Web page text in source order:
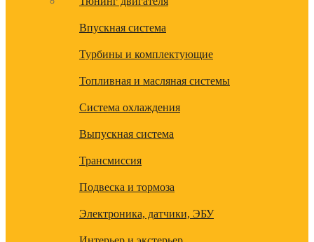
Впускная система
Турбины и комплектующие
Топливная и масляная системы
Система охлаждения
Выпускная система
Трансмиссия
Подвеска и тормоза
Электроника, датчики, ЭБУ